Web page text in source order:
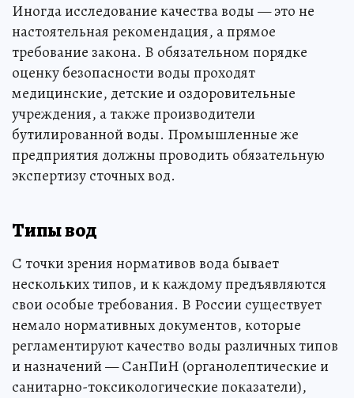
Иногда исследование качества воды — это не
настоятельная рекомендация, а прямое
требование закона. В обязательном порядке
оценку безопасности воды проходят
медицинские, детские и оздоровительные
учреждения, а также производители
бутилированной воды. Промышленные же
предприятия должны проводить обязательную
экспертизу сточных вод.
Типы вод
С точки зрения нормативов вода бывает
нескольких типов, и к каждому предъявляются
свои особые требования. В России существует
немало нормативных документов, которые
регламентируют качество воды различных типов
и назначений — СанПиН (органолептические и
санитарно-токсикологические показатели),